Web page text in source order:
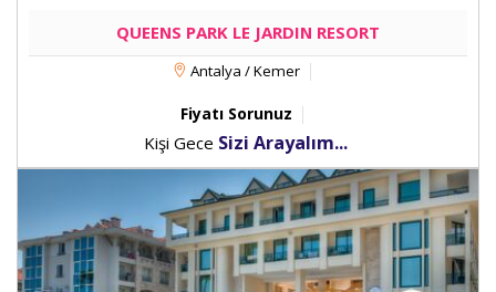
QUEENS PARK LE JARDIN RESORT
Antalya / Kemer
Fiyatı Sorunuz
Kişi Gece Sizi Arayalım...